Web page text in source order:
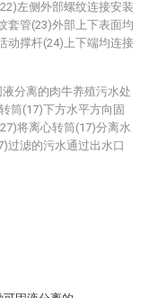
左侧外部螺纹连接安装
套管(23)外部上下表面均
动撑杆(24)上下端均连接
分离的肉牛养殖污水处
筒(17)下方水平方向固
将离心转筒(17)分离水
过滤的污水通过出水口